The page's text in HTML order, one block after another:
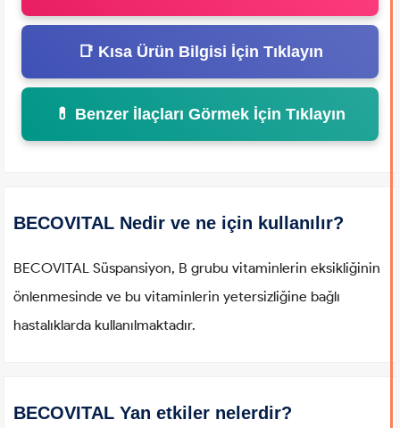
📑 Kısa Ürün Bilgisi İçin Tıklayın
💊 Benzer İlaçları Görmek İçin Tıklayın
BECOVITAL Nedir ve ne için kullanılır?
BECOVITAL Süspansiyon, B grubu vitaminlerin eksikliğinin
önlenmesinde ve bu vitaminlerin yetersizliğine bağlı
hastalıklarda kullanılmaktadır.
BECOVITAL Yan etkiler nelerdir?